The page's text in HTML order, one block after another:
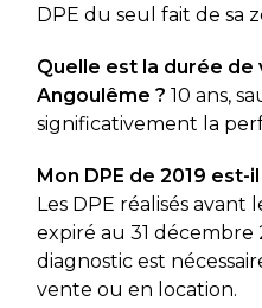
DPE du seul fait de sa
Quelle est la durée de
Angoulême ? 10 ans,
significativement la
Mon DPE de 2019 est-
Les DPE réalisés avant
expiré au 31 décembre
diagnostic est
vente ou en location.